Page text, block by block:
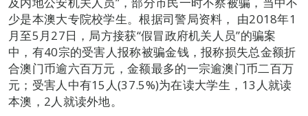
少是本澳大专院校学生。根据司警局资料， 由2018年1
月至5月27日，局方接获“假冒政府机关人员”的骗案
中，有40宗的受害人报称被骗金钱，报称损失总金额折
合澳门币逾六百万元，金额最多的一宗逾澳门币二百万
元；受害人中有15人(37.5%)为在读大学生，13人就读
本澳，2人就读外地。